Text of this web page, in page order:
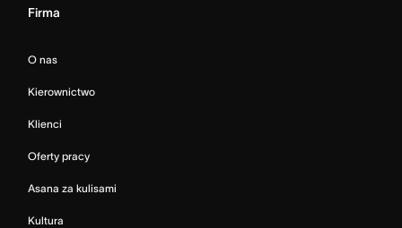
Firma
O nas
Kierownictwo
Klienci
Oferty pracy
Asana za kulisami
Kultura